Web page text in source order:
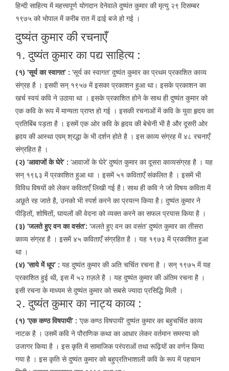
हिन्दी साहित्य में महत्त्वपूर्ण योगदान देनेवाले दुष्यंत कुमार की मृत्यु २९ दिसम्बर
१९७५ को भोपाल में करीब रात में ढाई बजे हो गई ।
दुष्यंत कुमार की रचनाएँ
१. दुष्यंत कुमार का पद्य साहित्य :
(१) ‘सूर्य का स्वागत’ : ‘सूर्य का स्वागत’ दुष्यंत कुमार का प्रथम प्रकाशित काव्य
संग्रह है । इसवी सन् १९५७ में इसका प्रकाशन हुआ था। इसके प्रकाशन का
खर्च स्वयं कवि ने उठाया था । इसके प्रकाशित होने के साथ ही दुष्यंत कुमार को
एक कवि के रूप में मान्यता प्राप्त हो गई । इसकी रचनाओं में कवि के युवा हृदय का
प्रतिबिंब पड़ता है । इसमें एक ओर कवि के हृदय की बेचेनी भी है और दूसरी ओर
हृदय की आस्था एवम् श्रद्धा के भी दर्शन होते है । इस काव्य संग्रह में ४८ रचनाएँ
संग्रहित है ।
(२) ‘आवाजों के घेरे’ : ‘आवाजों के घेरे’ दुष्यंत कुमार का दूसरा काव्यसंग्रह है । यह
सन् १९६३ में प्रकाशित हुआ था । इसमें ५१ कविताएँ संकलित है । इसमें भी
विविध विषयों को लेकर कविताएँ लिखी गई है। साथ ही कवि ने जो विषय कविता में
अछूते रह जाते है, उनको भी स्पर्श करने का प्रयत्न किया है। दुष्यंत कुमार ने
पीड़ितों, शोषितों, घायलों की वेदना को व्यक्त करने का सफल प्रयास किया है ।
(३) ‘जलते हुए वन का वसंत’: ‘जलते हुए वन का वसंत’ दुष्यंत कुमार का तीसरा
काव्य संग्रह है । इसमें ४५ कविताएँ संग्रहित है । यह १९७३ में प्रकाशित हुआ
था ।
(४) ‘साये में धूप’ : यह दुष्यंत कुमार की अति चर्चित रचना है । सन् १९७५ में यह
प्रकाशित हुई थी, इस में ५२ ग़ज़ले है । यह दुष्यंत कुमार की अंतिम रचना है ।
इसी रचना के माध्यम से दुष्यंत कुमार को सबसे ज्यादा प्रसिद्धि मिली ।
२. दुष्यंत कुमार का नाट्य काव्य :
(१) ‘एक कण्ठ विषपायी’ : ‘एक कण्ठ विषपायी’ दुष्यंत कुमार का बहुचर्चित काव्य
नाटक है । उसमें कवि ने पौराणिक कथा का आधार लेकर वर्तमान समस्या को
उजागर किया है । इस कृति में सामाजिक परंपराओं तथा रूढ़ियों का वर्णन किया
गया है । इस कृति से दुष्यंत कुमार को बहुप्रतिभाशाली कवि के रूप में पहचान